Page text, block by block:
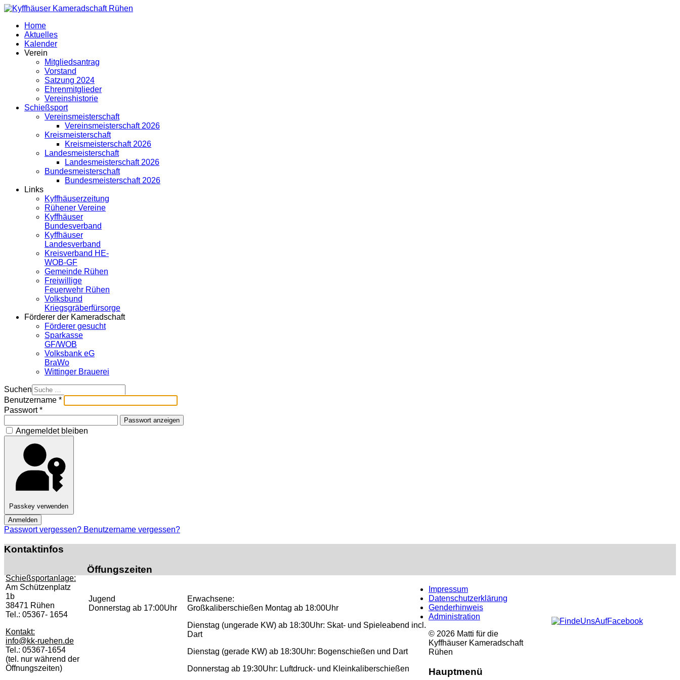
Home
Aktuelles
Kalender
Verein
Mitgliedsantrag
Vorstand
Satzung 2024
Ehrenmitglieder
Vereinshistorie
Schießsport
Vereinsmeisterschaft
Vereinsmeisterschaft 2026
Kreismeisterschaft
Kreismeisterschaft 2026
Landesmeisterschaft
Landesmeisterschaft 2026
Bundesmeisterschaft
Bundesmeisterschaft 2026
Links
Kyffhäuserzeitung
Rühener Vereine
Kyffhäuser
Bundesverband
Kyffhäuser
Landesverband
Kreisverband HE-
WOB-GF
Gemeinde Rühen
Freiwillige
Feuerwehr Rühen
Volksbund
Kriegsgräberfürsorge
Förderer der Kameradschaft
Förderer gesucht
Sparkasse
GF/WOB
Volksbank eG
BraWo
Wittinger Brauerei
Suchen
Benutzername *
Passwort*
Passwort anzeigen
Angemeldet bleiben
Passkey verwenden
Anmelden
Passwort vergessen? Benutzername vergessen?
Kontaktinfos
Schießsportanlage:
Am Schützenplatz
1b
38471 Rühen
Tel.: 05367- 1654
Kontakt:
info@kk-ruehen.de
Tel.: 05367-1654
(tel. nur während der
Öffnungszeiten)
Öffungszeiten
Jugend
Donnerstag ab 17:00Uhr
Erwachsene:
Großkaliberschießen Montag ab 18:00Uhr
Dienstag (ungerade KW) ab 18:30Uhr: Skat- und Spieleabend incl.
Dart
Dienstag (gerade KW) ab 18:30Uhr: Bogenschießen und Dart
Donnerstag ab 19:30Uhr: Luftdruck- und Kleinkaliberschießen
Impressum
Datenschutzerklärung
Genderhinweis
Administration
© 2026 Matti für die
Kyffhäuser Kameradschaft
Rühen
Hauptmenü